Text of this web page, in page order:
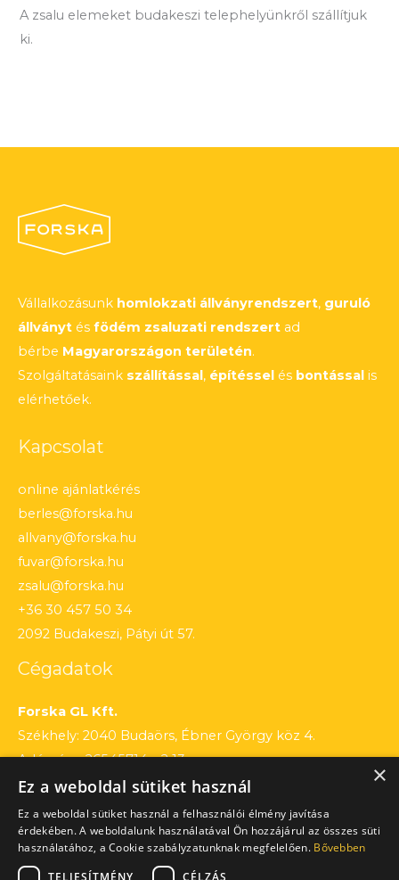
A zsalu elemeket budakeszi telephelyünkről szállítjuk
ki.
Vállalkozásunk homlokzati állványrendszert, guruló
állványt és födém zsaluzati rendszert ad
bérbe Magyarországon területén.
Szolgáltatásaink szállítással, építéssel és bontással is
elérhetőek.
Kapcsolat
online ajánlatkérés
berles@forska.hu
allvany@forska.hu
fuvar@forska.hu
zsalu@forska.hu
+36 30 457 50 34
2092 Budakeszi, Pátyi út 57.
Cégadatok
Forska GL Kft.
Székhely: 2040 Budaörs, Ébner György köz 4.
Adószám: 26545714 – 2 13
Cégjegyzékszám: 13 – 09 – 195803
Számlaszám: 12010154 – 01660751 – 00100001
×
Ez a weboldal sütiket használ
Ez a weboldal sütiket használ a felhasználói élmény javítása
érdekében. A weboldalunk használatával Ön hozzájárul az összes süti
használatához, a Cookie szabályzatunknak megfelelően. Bővebben
TELJESÍTMÉNY
CÉLZÁS